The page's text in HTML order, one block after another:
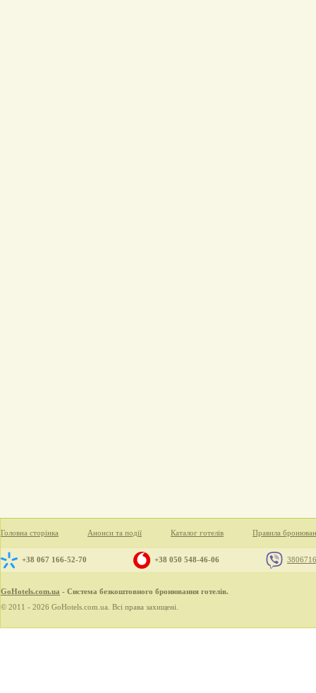
Головна сторінка Анонси та події Каталог готелів Правила
+38 067 166-52-70 +38 050 548-46-06
GoHotels.com.ua - Система безкоштовного бронювання готелів.
© 2011 - 2026 GoHotels.com.ua. Всі права захищені.